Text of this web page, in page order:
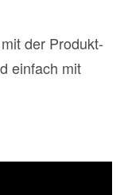
der Produkt-
einfach mit